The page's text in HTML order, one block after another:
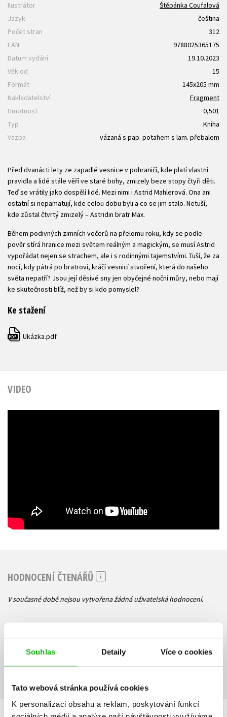
Souhlas Detaily Více o cookies
Tato webová stránka používá cookies
K personalizaci obsahu a reklam, poskytování funkcí
Ilustrátor
Štěpánka Coufalová
Jazyk
čeština
Počet stran
312
EAN
9788025365175
Datum vydání
19.10.2023
Věk od
15
Formát
145x205 mm
Nakladatelství
Fragment
Hmotnost
0,501
Typ
Kniha
Vazba
vázaná s pap. potahem s lam. přebalem
Před dvanácti lety ze zapadlé vesnice v pohraničí, kde platí vlastní
pravidla a lidé stále věří ve staré bohy, zmizely beze stopy čtyři děti.
Teď se vrátily jako dospělí lidé. Mezi nimi i Astrid Mahlerová. Ona ani
ostatní si nepamatují, kde celou dobu byli a co se jim stalo. Netuší,
kde zůstal čtvrtý zmizelý – Astridin bratr Max.
Během podivných zimních večerů na přelomu roku, kdy se podle
pověr stírá hranice mezi světem reálným a magickým, se musí Astrid
vypořádat nejen se strachem, ale i s rodinnými tajemstvími. Tuší, že za
nocí, kdy pátrá po bratrovi, kráčí vesnicí stvoření, která do našeho
světa nepatří? Jsou její děsivé sny jen obyčejné noční můry, nebo mají
ke skutečnosti blíž, než by si kdo pomyslel?
Ke stažení
PDF Ukázka.pdf
VIDEO
HODNOCENÍ ČTENÁŘŮ
V současné době nejsou vytvořena žádná uživatelská hodnocení.
Přihlásit